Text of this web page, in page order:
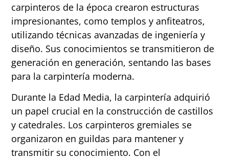
carpinteros de la época crearon estructuras
impresionantes, como templos y anfiteatros,
utilizando técnicas avanzadas de ingeniería y
diseño. Sus conocimientos se transmitieron de
generación en generación, sentando las bases
para la carpintería moderna.
Durante la Edad Media, la carpintería adquirió
un papel crucial en la construcción de castillos
y catedrales. Los carpinteros gremiales se
organizaron en guildas para mantener y
transmitir su conocimiento. Con el